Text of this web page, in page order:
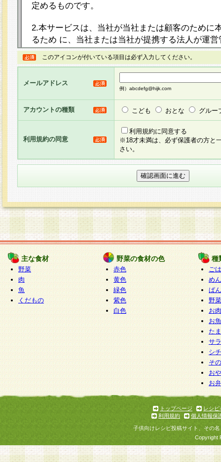
定めるものです。
2.本サービスは、当社が当社または顧客のために
るため に、当社または当社が提携する法人が運
ト（以下「本サイト」といいます。）上に本サー
ージを設け、会員がアンケー ト調査に回答する
し、その結果を当社が集計・分析その他の利用を
るものです。なお、本サービスは、それぞれの目
員に対して本サービスの依頼を行うこともあり、
た全ての会員に対して本サービスの依頼をすると
りま す。
3.当社は、会員の事前の承諾を得ることなく、当
方 法・手段にて、本規約を任意に制定、変更ま
きるものとします。改定後の本規約等は、本規約
に掲示したときに、その 他の諸規定については
てその効力を生じるものとします。
4.本規約は、会員登録希望者による会員登録手続
の当社による会員登録の承認が完了した時点で会
たものとみなされ、会員に対して適用されるもの
5.当社がお聞きする個人情報は、すべて会員登録
で提 供いただいたものと考えております。従っ
自らの個人情報の提供を希望されない場合には、
をお預かりいたしません が、提供されないこと
商品やサービス等をご利用いただけない場合があ
了承ください。
6.当社は、お客様から当社が保有している個人情
加・ 利用停止等を求められた場合には、ご本人
て確認できた場合に限り、法令に準拠して合理的
いただきます。なお、開示 請求等の請求先は個
ります。
1.会員とは、本規約等を承諾のうえ、当社所定の
了し、当社が承認した者、グループとします。な
が以下に該当する場合は会員登録をすることがで
このアイコンが付いている項目は必ず入力してください。
メールアドレス
例）abcdefg@hijk.com
アカウントの種類 こども おとな グルー
利用規約の同意
利用規約に同意する
※18才未満は、必ず保護者の方と
さい。
主な食材
野菜
肉
魚
くだもの
野菜の食材の色
赤色
黄色
緑色
紫色
白色
種
ご
めん
ぱん
野
お
お
た
サ
シ
そ
お
お
トップページ
レシピ
利用規約
個人情報保
子供向けレシピ投稿サイト、その
Copyright